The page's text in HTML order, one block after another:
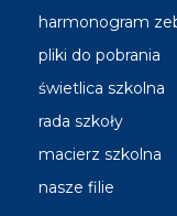
harmonogram
pliki do pobrania
świetlica szkolna
rada szkoły
macierz szkolna
nasze filie